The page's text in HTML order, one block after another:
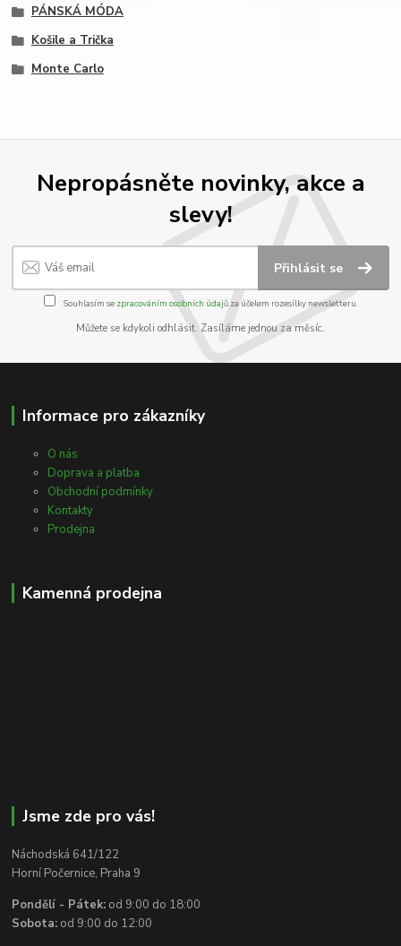
PÁNSKÁ MÓDA
Košile a Trička
Monte Carlo
Nepropásněte novinky, akce a
slevy!
Přihlásit se
Souhlasím se zpracováním osobních údajůza účelem rozesílky newsletteru.
Můžete se kdykoli odhlásit. Zasíláme jednou za měsíc.
Informace pro zákazníky
O nás
Doprava a platba
Obchodní podmínky
Kontakty
Prodejna
Kamenná prodejna
Jsme zde pro vás!
Náchodská 641/122
Horní Počernice, Praha 9
Pondělí - Pátek: od 9:00 do 18:00
Sobota: od 9:00 do 12:00